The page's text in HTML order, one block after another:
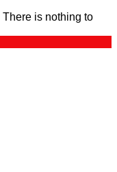
There is nothing to